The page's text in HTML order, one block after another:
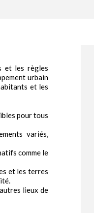
et les règles
urbain
et les
pour tous
variés,
comme le
et les terres
lieux de